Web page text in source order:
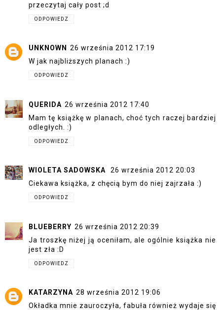
przeczytaj cały post ;d
ODPOWIEDZ
UNKNOWN
26 września 2012 17:19
W jak najbliższych planach :)
ODPOWIEDZ
QUERIDA 26 września 2012 17:40
Mam tę książkę w planach, choć tych raczej bardziej
odległych. :)
ODPOWIEDZ
WIOLETA SADOWSKA
26 września 2012 20:03
Ciekawa książka, z chęcią bym do niej zajrzała :)
ODPOWIEDZ
BLUEBERRY 26 września 2012 20:39
Ja troszkę niżej ją oceniłam, ale ogólnie książka nie
jest zła :D
ODPOWIEDZ
KATARZYNA 28 września 2012 19:06
Okładka mnie zauroczyła, fabuła również wydaje się